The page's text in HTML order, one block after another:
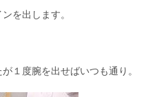
を出します。
１度腕を出せばいつも通り。